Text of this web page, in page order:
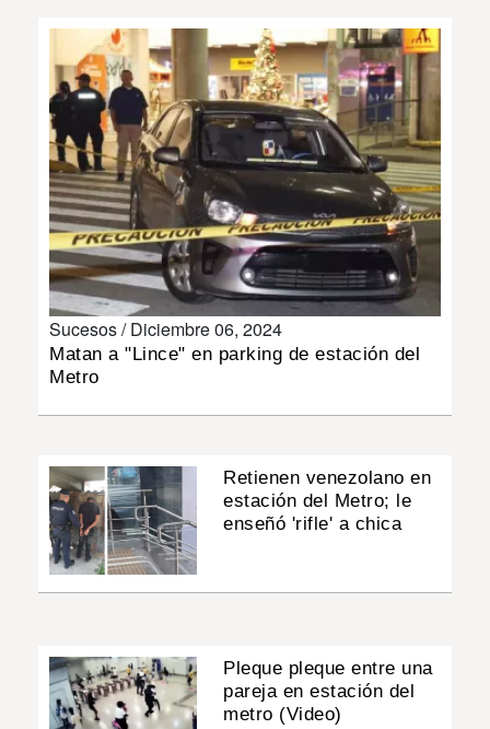
MULTIMEDIA
IMPRESO
Sucesos /Diciembre 06, 2024
Matan a "Lince" en parking de estación del
Metro
Retienen venezolano en
estación del Metro; le
enseñó 'rifle' a chica
Pleque pleque entre una
pareja en estación del
metro (Video)